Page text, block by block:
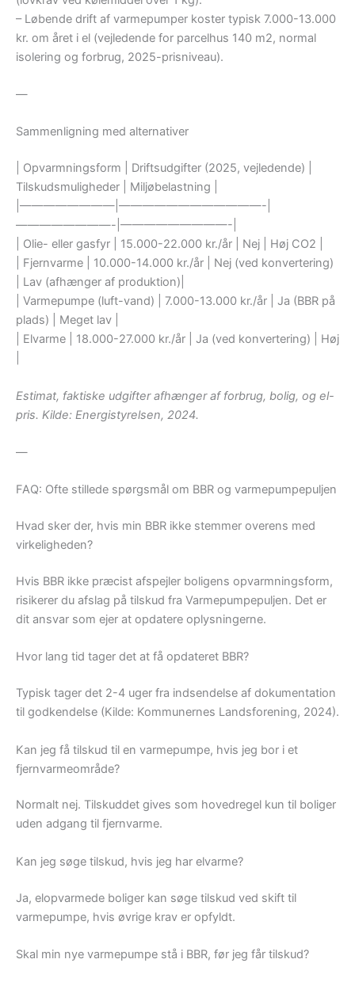
– Løbende drift af varmepumper koster typisk 7.000-13.000
kr. om året i el (vejledende for parcelhus 140 m2, normal
isolering og forbrug, 2025-prisniveau).
—
Sammenligning med alternativer
| Opvarmningsform | Driftsudgifter (2025, vejledende) |
Tilskudsmuligheder | Miljøbelastning |
|————————|————————————-|
————————-|—————————-|
| Olie- eller gasfyr | 15.000-22.000 kr./år | Nej | Høj CO2 |
| Fjernvarme | 10.000-14.000 kr./år | Nej (ved konvertering)
| Lav (afhænger af produktion)|
| Varmepumpe (luft-vand) | 7.000-13.000 kr./år | Ja (BBR på
plads) | Meget lav |
| Elvarme | 18.000-27.000 kr./år | Ja (ved konvertering) | Høj
Estimat, faktiske udgifter afhænger af forbrug, bolig, og el-
pris. Kilde: Energistyrelsen, 2024.
—
FAQ: Ofte stillede spørgsmål om BBR og varmepumpepuljen
Hvad sker der, hvis min BBR ikke stemmer overens med
virkeligheden?
Hvis BBR ikke præcist afspejler boligens opvarmningsform,
risikerer du afslag på tilskud fra Varmepumpepuljen. Det er
dit ansvar som ejer at opdatere oplysningerne.
Hvor lang tid tager det at få opdateret BBR?
Typisk tager det 2-4 uger fra indsendelse af dokumentation
til godkendelse (Kilde: Kommunernes Landsforening, 2024).
Kan jeg få tilskud til en varmepumpe, hvis jeg bor i et
fjernvarmeområde?
Normalt nej. Tilskuddet gives som hovedregel kun til boliger
uden adgang til fjernvarme.
Kan jeg søge tilskud, hvis jeg har elvarme?
Ja, elopvarmede boliger kan søge tilskud ved skift til
varmepumpe, hvis øvrige krav er opfyldt.
Skal min nye varmepumpe stå i BBR, før jeg får tilskud?